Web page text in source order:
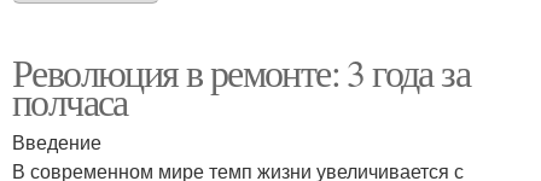
Революция в ремонте: 3 года за
полчаса
Введение
В современном мире темп жизни увеличивается с